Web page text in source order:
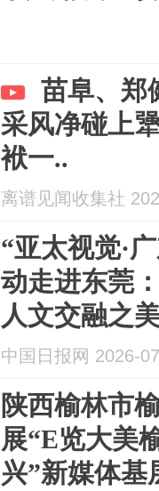
苗阜、郑
采风净碰上
袱一..
离谱见闻收集社
“亚太视觉·
动走进东莞
人文交融之
中国日报网 2026-
陕西榆林市
展“E览大美
兴”新媒体基